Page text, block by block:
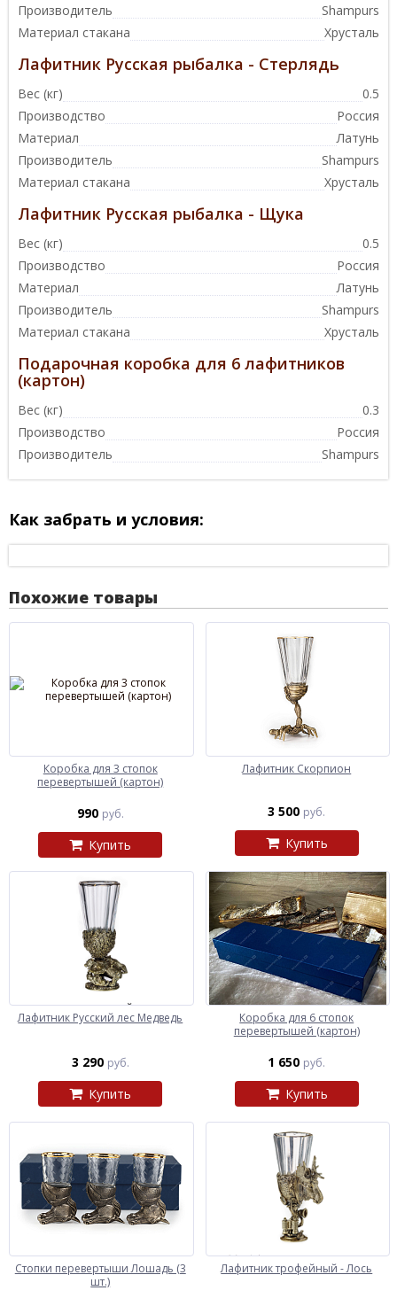
Производитель
Shampurs
Материал стакана
Хрусталь
Лафитник Русская рыбалка - Стерлядь
Вес (кг)
0.5
Производство
Россия
Материал
Латунь
Производитель
Shampurs
Материал стакана
Хрусталь
Лафитник Русская рыбалка - Щука
Вес (кг)
0.5
Производство
Россия
Материал
Латунь
Производитель
Shampurs
Материал стакана
Хрусталь
Подарочная коробка для 6 лафитников
(картон)
Вес (кг)
0.3
Производство
Россия
Производитель
Shampurs
Как забрать и условия:
Похожие товары
Коробка для 3 стопок
перевертышей (картон)
990 руб.
Купить
Лафитник Скорпион
3 500 руб.
Купить
Лафитник Русский лес Медведь
3 290 руб.
Купить
Коробка для 6 стопок
перевертышей (картон)
1 650 руб.
Купить
Стопки перевертыши Лошадь (3
шт.)
Лафитник трофейный - Лось